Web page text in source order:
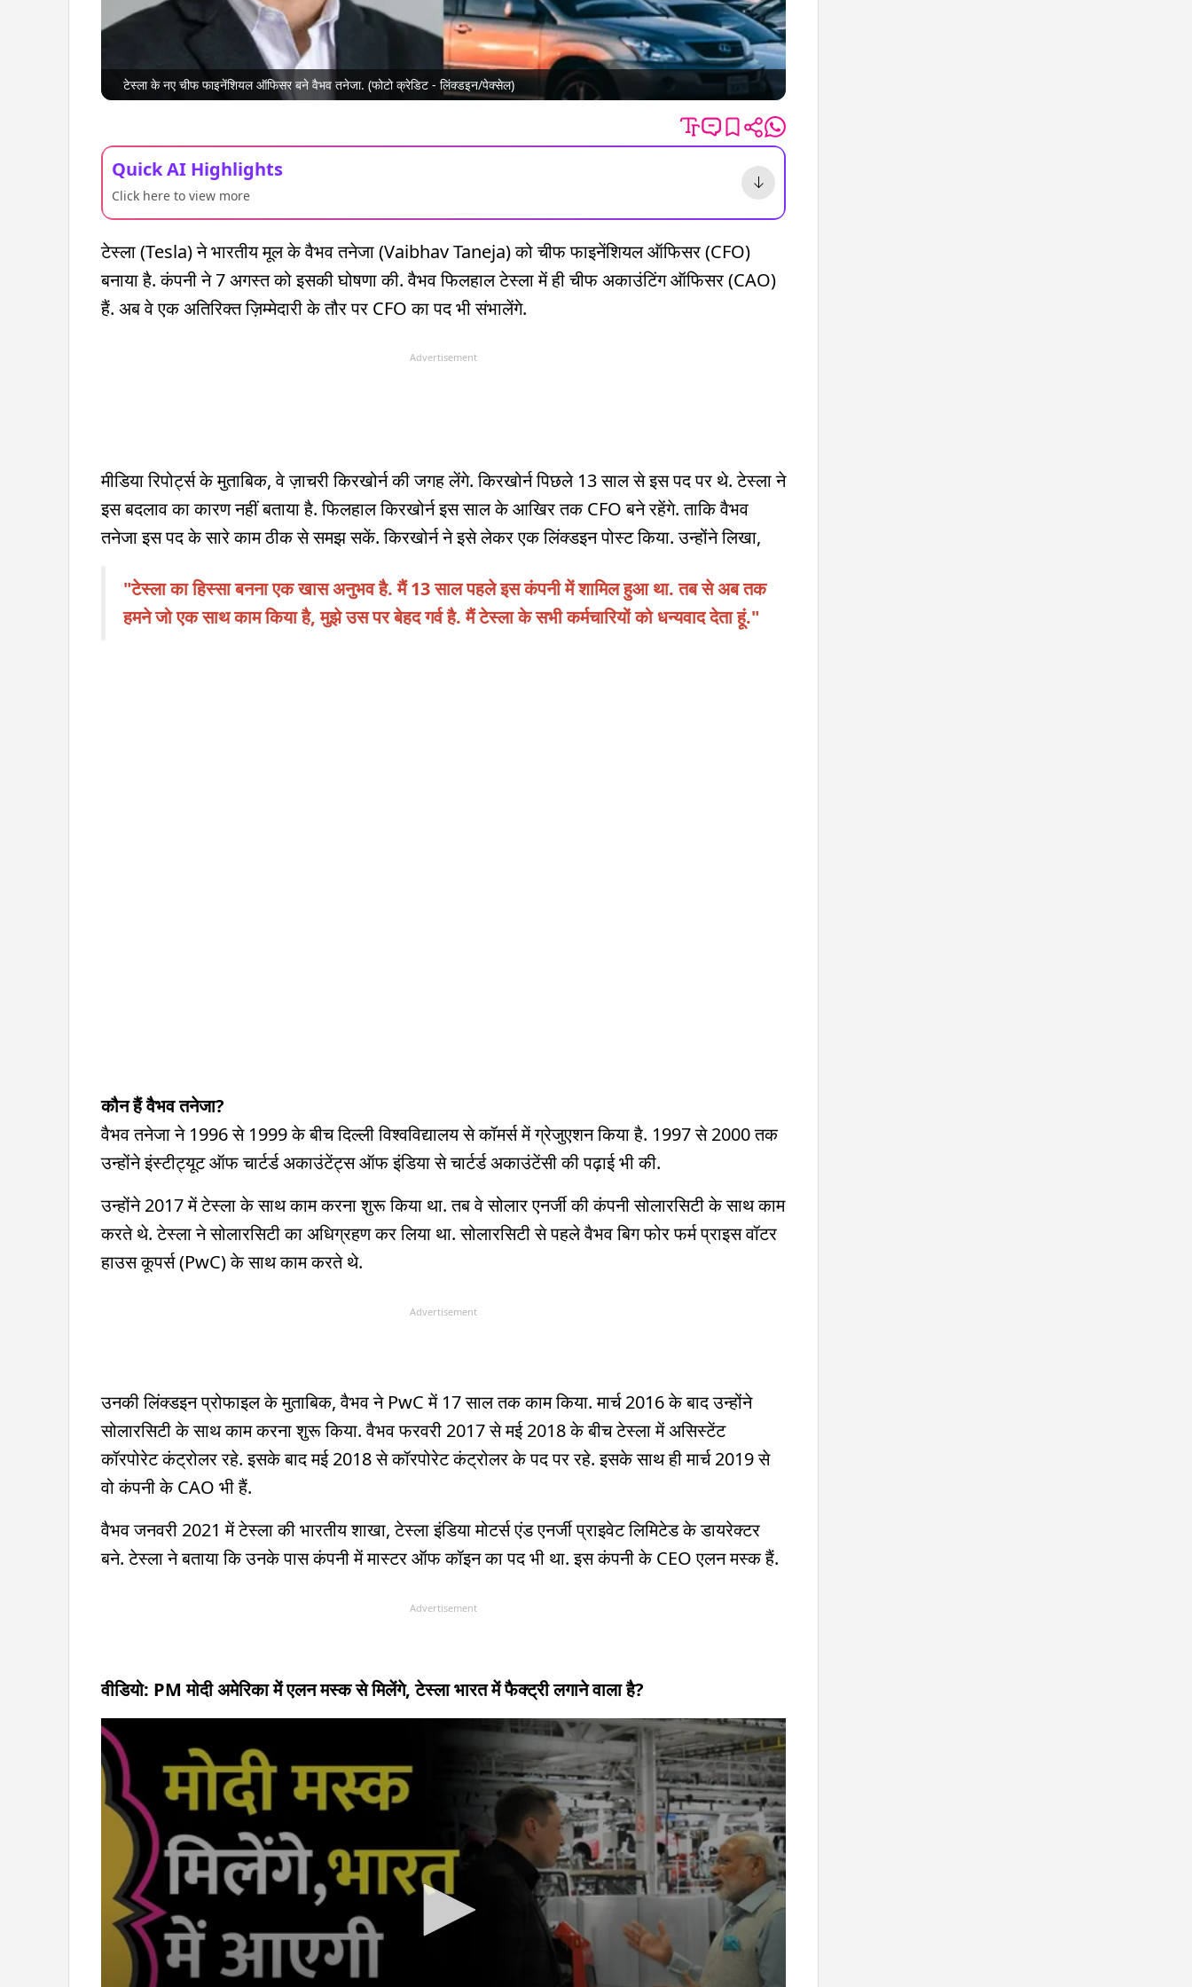
टेस्ला के नए चीफ फाइनेंशियल ऑफिसर बने वैभव तनेजा. (फोटो क्रेडिट - लिंक्डइन/पेक्सेल)
Quick AI Highlights
Click here to view more
टेस्ला (Tesla) ने भारतीय मूल के वैभव तनेजा (Vaibhav Taneja) को चीफ फाइनेंशियल ऑफिसर (CFO)
बनाया है. कंपनी ने 7 अगस्त को इसकी घोषणा की. वैभव फिलहाल टेस्ला में ही चीफ अकाउंटिंग ऑफिसर (CAO)
हैं. अब वे एक अतिरिक्त ज़िम्मेदारी के तौर पर CFO का पद भी संभालेंगे.
Advertisement
मीडिया रिपोर्ट्स के मुताबिक, वे ज़ाचरी किरखोर्न की जगह लेंगे. किरखोर्न पिछले 13 साल से इस पद पर थे. टेस्ला ने
इस बदलाव का कारण नहीं बताया है. फिलहाल किरखोर्न इस साल के आखिर तक CFO बने रहेंगे. ताकि वैभव
तनेजा इस पद के सारे काम ठीक से समझ सकें. किरखोर्न ने इसे लेकर एक लिंक्डइन पोस्ट किया. उन्होंने लिखा,
"टेस्ला का हिस्सा बनना एक खास अनुभव है. मैं 13 साल पहले इस कंपनी में शामिल हुआ था. तब से अब तक
हमने जो एक साथ काम किया है, मुझे उस पर बेहद गर्व है. मैं टेस्ला के सभी कर्मचारियों को धन्यवाद देता हूं."
कौन हैं वैभव तनेजा?
वैभव तनेजा ने 1996 से 1999 के बीच दिल्ली विश्वविद्यालय से कॉमर्स में ग्रेजुएशन किया है. 1997 से 2000 तक
उन्होंने इंस्टीट्यूट ऑफ चार्टर्ड अकाउंटेंट्स ऑफ इंडिया से चार्टर्ड अकाउंटेंसी की पढ़ाई भी की.
उन्होंने 2017 में टेस्ला के साथ काम करना शुरू किया था. तब वे सोलार एनर्जी की कंपनी सोलारसिटी के साथ काम
करते थे. टेस्ला ने सोलारसिटी का अधिग्रहण कर लिया था. सोलारसिटी से पहले वैभव बिग फोर फर्म प्राइस वॉटर
हाउस कूपर्स (PwC) के साथ काम करते थे.
Advertisement
उनकी लिंक्डइन प्रोफाइल के मुताबिक, वैभव ने PwC में 17 साल तक काम किया. मार्च 2016 के बाद उन्होंने
सोलारसिटी के साथ काम करना शुरू किया. वैभव फरवरी 2017 से मई 2018 के बीच टेस्ला में असिस्टेंट
कॉरपोरेट कंट्रोलर रहे. इसके बाद मई 2018 से कॉरपोरेट कंट्रोलर के पद पर रहे. इसके साथ ही मार्च 2019 से
वो कंपनी के CAO भी हैं.
वैभव जनवरी 2021 में टेस्ला की भारतीय शाखा, टेस्ला इंडिया मोटर्स एंड एनर्जी प्राइवेट लिमिटेड के डायरेक्टर
बने. टेस्ला ने बताया कि उनके पास कंपनी में मास्टर ऑफ कॉइन का पद भी था. इस कंपनी के CEO एलन मस्क हैं.
Advertisement
वीडियो: PM मोदी अमेरिका में एलन मस्क से मिलेंगे, टेस्ला भारत में फैक्ट्री लगाने वाला है?